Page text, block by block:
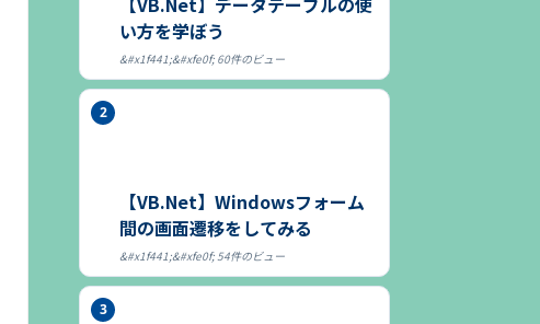
い方を学ぼう
60件のビュー
【VB.Net】Windowsフォーム
間の画面遷移をしてみる
54件のビュー